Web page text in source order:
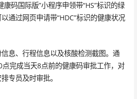
码国际版”小程序申领带“HS”标识的绿
通过网页申请带“HDC”标识的健康状况
息、行程信息以及核酸检测截图。通
完成当天8点前的健康码审批工作，对
专员及时审批。